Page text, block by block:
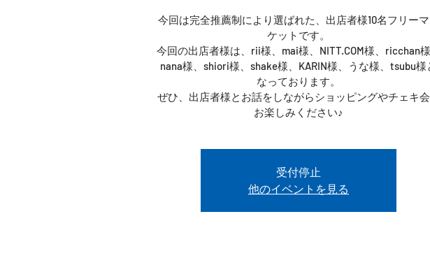
今回は完全推薦制により選ばれた、出店者様10名フリー
ケットです。
今回の出店者様は、rii様、mai様、NITT.COM様、ricchan様
nana様、shiori様、shake様、KARIN様、うな様、tsubu様
なっております。
ぜひ、出店者様とお話をしながらショッピングやチェキ
お楽しみください♪
受付停止
他のイベントを見る